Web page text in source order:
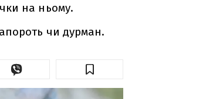
на ньому.
чи дурман.